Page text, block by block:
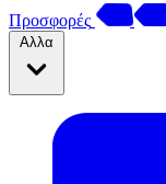
Προσφορές
Αλλα